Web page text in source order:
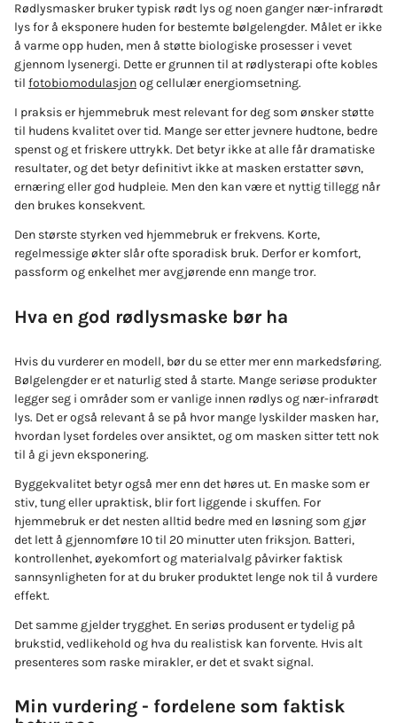
Rødlysmasker bruker typisk rødt lys og noen ganger nær-infrarødt
lys for å eksponere huden for bestemte bølgelengder. Målet er ikke
å varme opp huden, men å støtte biologiske prosesser i vevet
gjennom lysenergi. Dette er grunnen til at rødlysterapi ofte kobles
til fotobiomodulasjonog cellulær energiomsetning.
I praksis er hjemmebruk mest relevant for deg som ønsker støtte
til hudens kvalitet over tid. Mange ser etter jevnere hudtone, bedre
spenst og et friskere uttrykk. Det betyr ikke at alle får dramatiske
resultater, og det betyr definitivt ikke at masken erstatter søvn,
ernæring eller god hudpleie. Men den kan være et nyttig tillegg når
den brukes konsekvent.
Den største styrken ved hjemmebruk er frekvens. Korte,
regelmessige økter slår ofte sporadisk bruk. Derfor er komfort,
passform og enkelhet mer avgjørende enn mange tror.
Hva en god rødlysmaske bør ha
Hvis du vurderer en modell, bør du se etter mer enn markedsføring.
Bølgelengder er et naturlig sted å starte. Mange seriøse produkter
legger seg i områder som er vanlige innen rødlys og nær-infrarødt
lys. Det er også relevant å se på hvor mange lyskilder masken har,
hvordan lyset fordeles over ansiktet, og om masken sitter tett nok
til å gi jevn eksponering.
Byggekvalitet betyr også mer enn det høres ut. En maske som er
stiv, tung eller upraktisk, blir fort liggende i skuffen. For
hjemmebruk er det nesten alltid bedre med en løsning som gjør
det lett å gjennomføre 10 til 20 minutter uten friksjon. Batteri,
kontrollenhet, øyekomfort og materialvalg påvirker faktisk
sannsynligheten for at du bruker produktet lenge nok til å vurdere
effekt.
Det samme gjelder trygghet. En seriøs produsent er tydelig på
brukstid, vedlikehold og hva du realistisk kan forvente. Hvis alt
presenteres som raske mirakler, er det et svakt signal.
Min vurdering - fordelene som faktisk